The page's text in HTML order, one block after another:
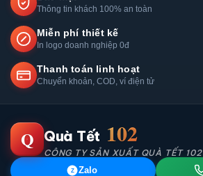
Thông tin khách 100% an toàn
Miễn phí thiết kế
In logo doanh nghiệp 0đ
Thanh toán linh hoạt
Chuyển khoản, COD, ví điện tử
Q Quà Tết 102
CÔNG TY SẢN XUẤT QUÀ TẾT 102
Z Zalo